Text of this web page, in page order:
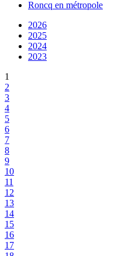
Roncq en métropole
2026
2025
2024
2023
1
2
3
4
5
6
7
8
9
10
11
12
13
14
15
16
17